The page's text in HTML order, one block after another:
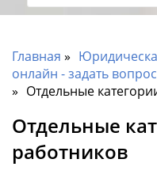
Главная
онлайн - задать
Отдельные
Отдельные
работников